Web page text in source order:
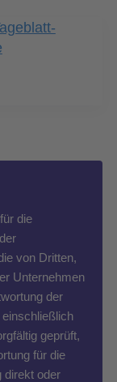
die
von Dritten,
Unternehmen
der
einschließlich
geprüft,
für die
direkt oder